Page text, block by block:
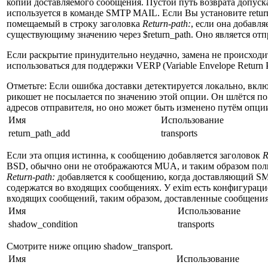
используется в команде SMTP MAIL. Если Вы установите
помещаемый в строку заголовка Return-path:, если она
существующиму значению через $return_path. Оно является
Если раскрытие принудительно неудачно, замена не
использоваться для поддержки VERP (Variable Envelope
Отметьте: Если ошибка доставки детектируется локально,
рикошет не посылается по значению этой опции. Он шлётся
адресов отправителя, но оно может быть изменено путём
Имя
Использование
return_path_add
transports
Если эта опция истинна, к сообщению добавляется заголовок
BSD, обычно они не отображаются MUA, и таким образом
Return-path: добавляется к сообщению, когда доставляющий
содержатся во входящих сообщениях. У exim есть
входящих сообщений, таким образом, доставленные
Имя
Использование
shadow_condition
transports
Смотрите ниже опцию shadow_transport.
Имя
Использование